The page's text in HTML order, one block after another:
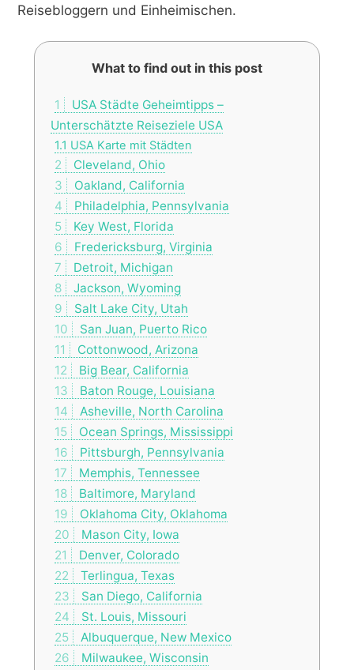
Reisebloggern und Einheimischen.
What to find out in this post
1
USA Städte Geheimtipps –
Unterschätzte Reiseziele USA
1.1 USA Karte mit Städten
2
Cleveland, Ohio
3
Oakland, California
4
Philadelphia, Pennsylvania
5
Key West, Florida
6
Fredericksburg, Virginia
7
Detroit, Michigan
8
Jackson, Wyoming
9
Salt Lake City, Utah
10
San Juan, Puerto Rico
11
Cottonwood, Arizona
12
Big Bear, California
13
Baton Rouge, Louisiana
14
Asheville, North Carolina
15
Ocean Springs, Mississippi
16
Pittsburgh, Pennsylvania
17
Memphis, Tennessee
18
Baltimore, Maryland
19
Oklahoma City, Oklahoma
20
Mason City, Iowa
21
Denver, Colorado
22
Terlingua, Texas
23
San Diego, California
24
St. Louis, Missouri
25
Albuquerque, New Mexico
26
Milwaukee, Wisconsin